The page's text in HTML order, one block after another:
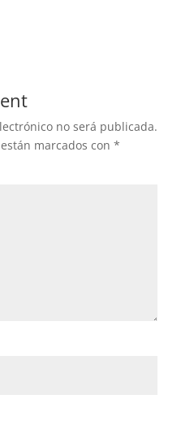
no será publicada.
marcados con *